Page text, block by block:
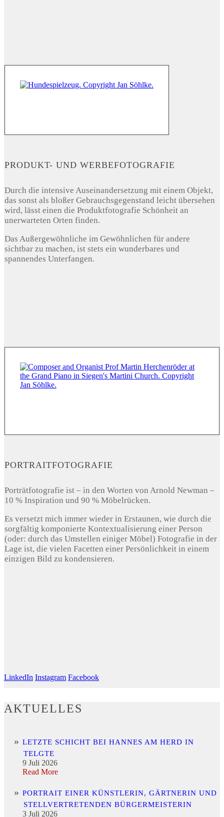
PRODUKT- UND WERBEFOTOGRAFIE
Durch die intensive Auseinandersetzung mit einem Objekt,
das sonst als bloßer Gebrauchsgegenstand leicht übersehen
wird, lässt einen die Produktfotografie Schönheit an
unerwarteten Orten finden.
Das Außergewöhnliche im Gewöhnlichen für andere
sichtbar zu machen, ist stets ein wunderbares und
spannendes Unterfangen.
PORTRAITFOTOGRAFIE
Porträtfotografie ist – in den Worten von Arnold Newman –
10 % Inspiration und 90 % Möbelrücken.
Es versetzt mich immer wieder in Erstaunen, wie durch die
sorgfältig komponierte Kontextualisierung einer Person
(oder: durch das Umstellen einiger Möbel) Fotografie in der
Lage ist, die vielen Facetten einer Persönlichkeit in einem
einzigen Bild zu kondensieren.
LinkedIn Instagram Facebook
AKTUELLES
LETZTE SCHICHT BEI HANNES AM HERD IN
TELGTE
9 Juli 2026
Read More
PORTRAIT EINER KÜNSTLERIN, GÄRTNERIN UND
STELLVERTRETENDEN BÜRGERMEISTERIN
3 Juli 2026